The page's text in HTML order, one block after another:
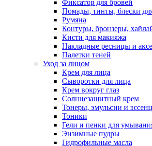
Фиксатор для бровей
Помады, тинты, блески
Румяна
Контуры, бронзеры,
Кисти для макияжа
Накладные ресницы и
Палетки теней
Уход за лицом
Крем для лица
Сыворотки для лица
Крем вокруг глаз
Солнцезащитный крем
Тонеры, эмульсии и
Тоники
Гели и пенки для
Энзимные пудры
Гидрофильные масла